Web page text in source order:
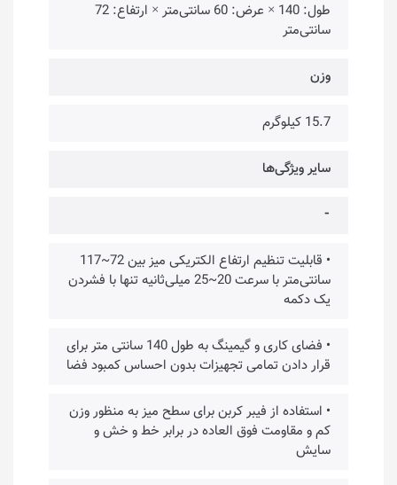
طول: 140 × عرض: 60 سانتی‌متر × ارتفاع: 72
سانتی‌متر
وزن
15.7 کیلوگرم
سایر ویژگی‌ها
⁃
• قابلیت تنظیم ارتفاع الکتریکی میز بین 72~117
سانتی‌متر با سرعت 20~25 میلی‌ثانیه تنها با فشردن
یک دکمه
• فضای کاری و گیمینگ به طول 140 سانتی متر برای
قرار دادن تمامی تجهیزات بدون احساس کمبود فضا
• استفاده از فیبر کربن برای سطح میز به منظور وزن
کم و مقاومت فوق العاده در برابر خط و خش و
سایش